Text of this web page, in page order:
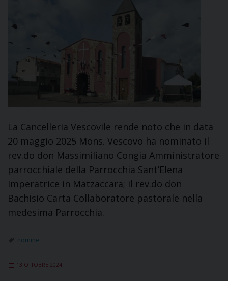
La Cancelleria Vescovile rende noto che in data
20 maggio 2025 Mons. Vescovo ha nominato il
rev.do don Massimiliano Congia Amministratore
parrocchiale della Parrocchia Sant’Elena
Imperatrice in Matzaccara; il rev.do don
Bachisio Carta Collaboratore pastorale nella
medesima Parrocchia.
nomine
13 OTTOBRE 2024